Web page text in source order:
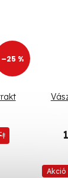
–25 %
Akció